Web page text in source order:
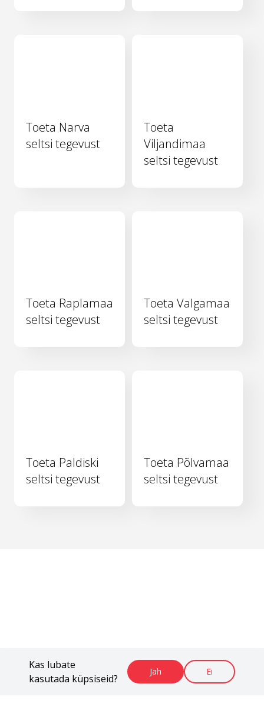
Kas lubate
kasutada küpsiseid?
Jah Ei
Toeta Narva
seltsi tegevust
Toeta
Viljandimaa
seltsi tegevust
Toeta Raplamaa
seltsi tegevust
Toeta Valgamaa
seltsi tegevust
Toeta Paldiski
seltsi tegevust
Toeta Põlvamaa
seltsi tegevust